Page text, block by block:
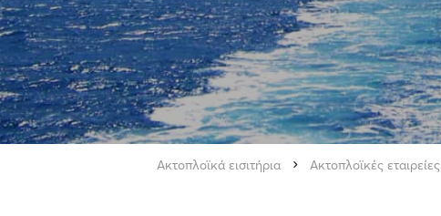
Ακτοπλοϊκά εισιτήρια Ακτοπλοϊκές εταιρείες